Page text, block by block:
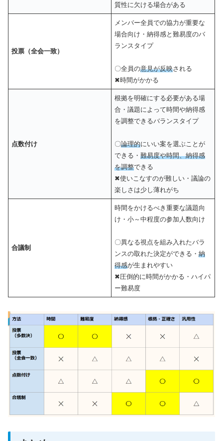
質性に欠ける場合がある
投票 （全会一致）
メンバー全員での協力が重要な
場合向け・納得感と難易度のバ
ランスタイプ
〇全員の意見が反映される
✖時間がかかる
点数付け
根拠を明確にする必要がある場
合・議題によって時間や納得感
を調整できるバランスタイプ
〇論理的にいい案を選ぶことが
できる・難易度や時間、納得感
を調整できる
✖使いこなすのが難しい・議論の
楽しさは少し薄れがち
合議制
時間をかけるべき重要な議題向
け・小～中程度の参加人数向け
〇異なる視点を組み入れたバラ
ンスの取れた決定ができる・納
得感が生まれやすい
✖圧倒的に時間がかかる・ハイパ
ー難易度